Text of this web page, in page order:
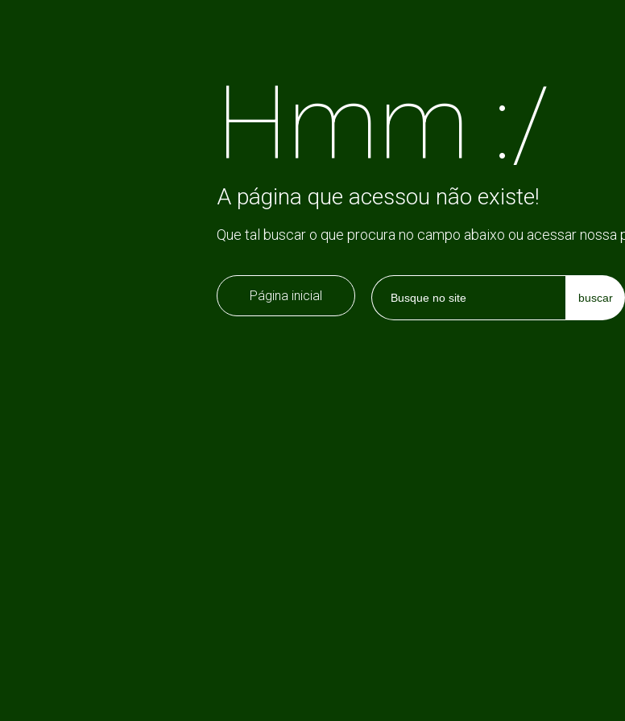
Hmm :/
A página que acessou não existe!
Que tal buscar o que procura no campo abaixo ou acessar nossa
Página inicial